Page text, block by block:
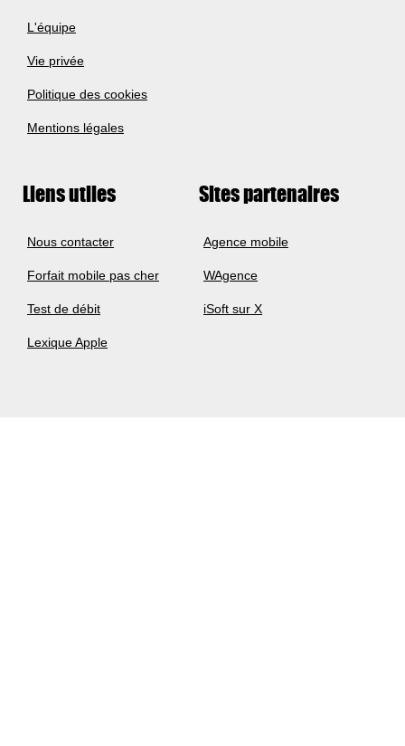
L'équipe
Vie privée
Politique des cookies
Mentions légales
Liens utiles
Nous contacter
Forfait mobile pas cher
Test de débit
Lexique Apple
Sites partenaires
Agence mobile
WAgence
iSoft sur X